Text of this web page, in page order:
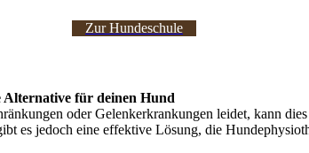
Zur Hundeschule
Alternative für deinen Hund
oder Gelenkerkrankungen leidet, kann
es jedoch eine effektive Lösung, die